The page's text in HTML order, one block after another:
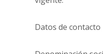
Datos de